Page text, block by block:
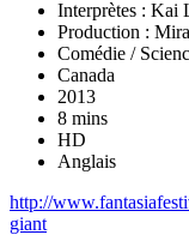
Interprètes : Kai
Production :
Comédie /
Canada
2013
8 mins
HD
Anglais
http://
giant